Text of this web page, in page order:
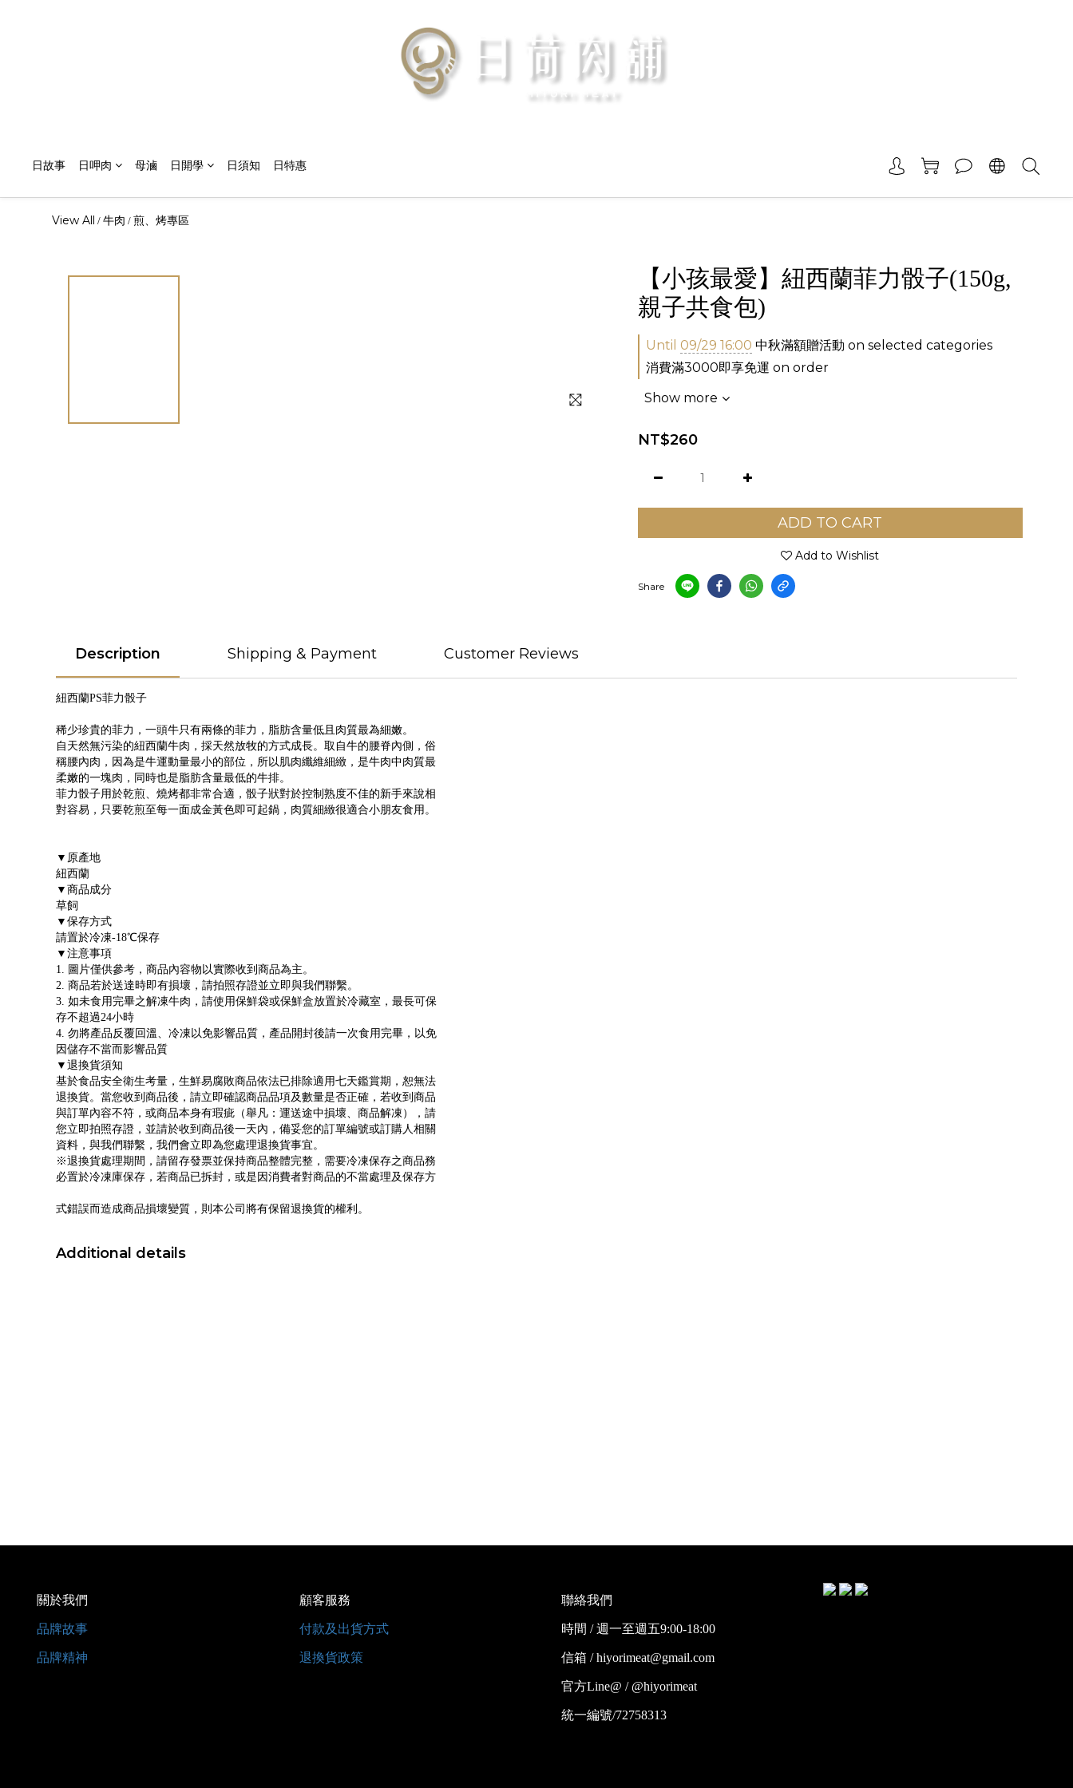
日故事 日呷肉 母滷 日開學 日須知 日特惠
View All / 牛肉 / 煎、烤專區
【小孩最愛】紐西蘭菲力骰子(150g,
親子共食包)
Until 09/29 16:00 中秋滿額贈活動 on selected categories
消費滿3000即享免運 on order
Show more
NT$260
ADD TO CART
Add to Wishlist
Share
Description Shipping & Payment Customer Reviews
紐西蘭PS菲力骰子
稀少珍貴的菲力，一頭牛只有兩條的菲力，脂肪含量低且肉質最為細嫩。
自天然無污染的紐西蘭牛肉，採天然放牧的方式成長。取自牛的腰脊內側，俗
稱腰內肉，因為是牛運動量最小的部位，所以肌肉纖維細緻，是牛肉中肉質最
柔嫩的一塊肉，同時也是脂肪含量最低的牛排。
菲力骰子用於乾煎、燒烤都非常合適，骰子狀對於控制熟度不佳的新手來說相
對容易，只要乾煎至每一面成金黃色即可起鍋，肉質細緻很適合小朋友食用。
▼原產地
紐西蘭
▼商品成分
草飼
▼保存方式
請置於冷凍-18℃保存
▼注意事項
1. 圖片僅供參考，商品內容物以實際收到商品為主。
2. 商品若於送達時即有損壞，請拍照存證並立即與我們聯繫。
3. 如未食用完畢之解凍牛肉，請使用保鮮袋或保鮮盒放置於冷藏室，最長可保
存不超過24小時
4. 勿將產品反覆回溫、冷凍以免影響品質，產品開封後請一次食用完畢，以免
因儲存不當而影響品質
▼退換貨須知
基於食品安全衛生考量，生鮮易腐敗商品依法已排除適用七天鑑賞期，恕無法
退換貨。當您收到商品後，請立即確認商品品項及數量是否正確，若收到商品
與訂單內容不符，或商品本身有瑕疵（舉凡：運送途中損壞、商品解凍），請
您立即拍照存證，並請於收到商品後一天內，備妥您的訂單編號或訂購人相關
資料，與我們聯繫，我們會立即為您處理退換貨事宜。
※退換貨處理期間，請留存發票並保持商品整體完整，需要冷凍保存之商品務
必置於冷凍庫保存，若商品已拆封，或是因消費者對商品的不當處理及保存方
式錯誤而造成商品損壞變質，則本公司將有保留退換貨的權利。
Additional details
關於我們
品牌故事
品牌精神
顧客服務
付款及出貨方式
退換貨政策
聯絡我們
時間 / 週一至週五9:00-18:00
信箱 / hiyorimeat@gmail.com
官方Line@ / @hiyorimeat
統一編號/72758313